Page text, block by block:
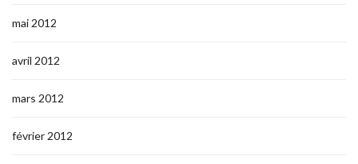
mai 2012
avril 2012
mars 2012
février 2012